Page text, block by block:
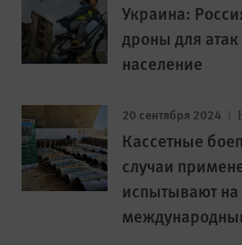
Украина:
дроны для
население
20 сентября 2024
Кассетные
случаи
испытывают на